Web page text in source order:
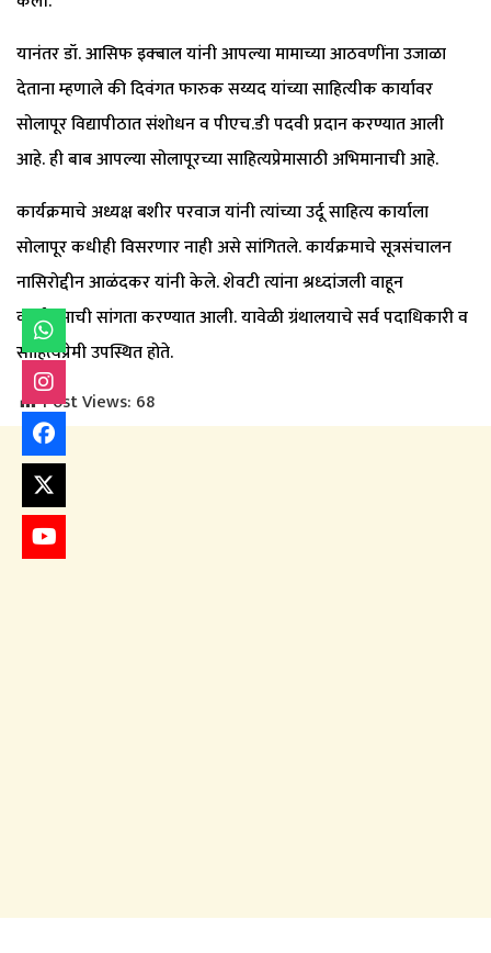
यानंतर डॉ. आसिफ इक्बाल यांनी आपल्या मामाच्या आठवणींना उजाळा
देताना म्हणाले की दिवंगत फारुक सय्यद यांच्या साहित्यीक कार्यावर
सोलापूर विद्यापीठात संशोधन व पीएच.डी पदवी प्रदान करण्यात आली
आहे. ही बाब आपल्या सोलापूरच्या साहित्यप्रेमासाठी अभिमानाची आहे.
कार्यक्रमाचे अध्यक्ष बशीर परवाज यांनी त्यांच्या उर्दू साहित्य कार्याला
सोलापूर कधीही विसरणार नाही असे सांगितले. कार्यक्रमाचे सूत्रसंचालन
नासिरोद्दीन आळंदकर यांनी केले. शेवटी त्यांना श्रध्दांजली वाहून
कार्यक्रमाची सांगता करण्यात आली. यावेळी ग्रंथालयाचे सर्व पदाधिकारी व
साहित्यप्रेमी उपस्थित होते.
Post Views: 68